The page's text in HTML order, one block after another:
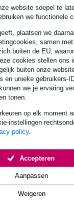
website soepel te
we functionele
plaatsen we
samen
buiten de EU,
cookies stellen ons
buiten onze
en unieke gebruikers-
we je ervaring
tonen.
op elk moment
instellingen
policy.
Weigeren
Aanpassen
Accepteren